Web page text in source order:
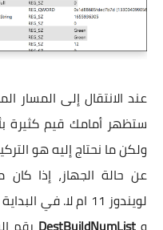
ستظهر أمامك قيم كثيرة
ولكن ما نحتاج إليه هو
عن حالة الجهاز، إذا
لويندوز 11 ام لا. في البداية ستجد أمام قيمتي